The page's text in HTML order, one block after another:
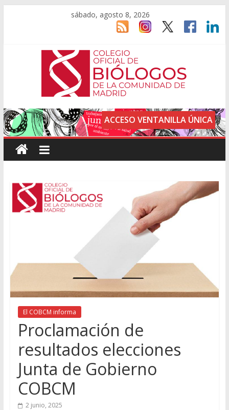
sábado, agosto 8, 2026
ACCESO VENTANILLA ÚNICA
El COBCM informa
Proclamación de
resultados elecciones
Junta de Gobierno
COBCM
2 junio, 2025